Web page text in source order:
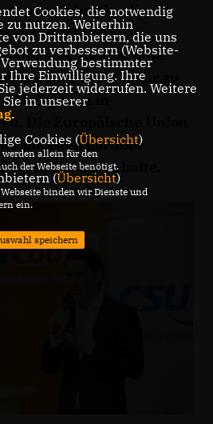
Sebastian Kurz,
in der
aus. Eine
dürfe nicht mehr zu
Asylsystem in
Die Europäische Union
müssten darüber
in Europa erhalte.
Cookies, die notwendig
zu nutzen. Weiterhin
von Drittanbietern, die uns
zu verbessern (Website-
bestimmter
Ihre Einwilligung. Ihre
jederzeit widerrufen. Weitere
in unserer
.
Cookies (Übersicht)
allein für den
der Webseite benötigt.
(Übersicht)
binden wir Dienste und
ein.
speichern